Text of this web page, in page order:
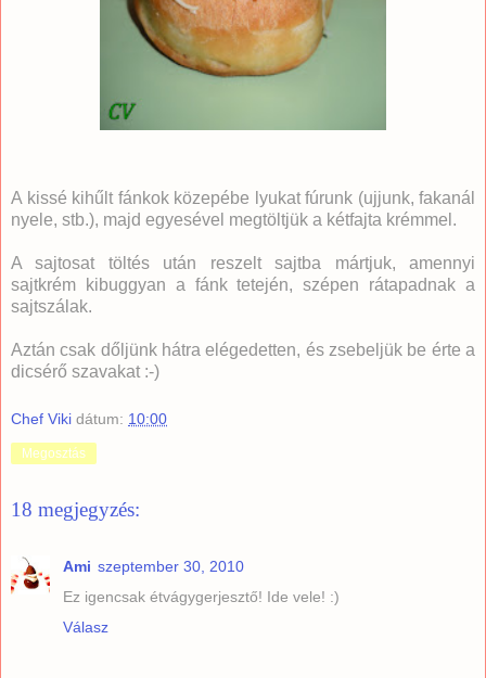
A kissé kihűlt fánkok közepébe lyukat fúrunk (ujjunk, fakanál
nyele, stb.), majd egyesével megtöltjük a kétfajta krémmel.
A sajtosat töltés után reszelt sajtba mártjuk, amennyi
sajtkrém kibuggyan a fánk tetején, szépen rátapadnak a
sajtszálak.
Aztán csak dőljünk hátra elégedetten, és zsebeljük be érte a
dicsérő szavakat :-)
Chef Viki dátum: 10:00
Megosztás
18 megjegyzés:
Ami szeptember 30, 2010
Ez igencsak étvágygerjesztő! Ide vele! :)
Válasz